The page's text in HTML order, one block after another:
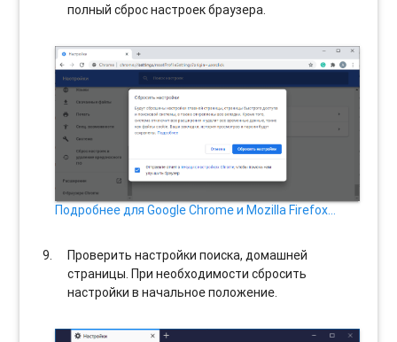
полный сброс настроек браузера.
Подробнее для Google Chrome и Mozilla Firefox…
Проверить настройки поиска, домашней
страницы. При необходимости сбросить
настройки в начальное положение.